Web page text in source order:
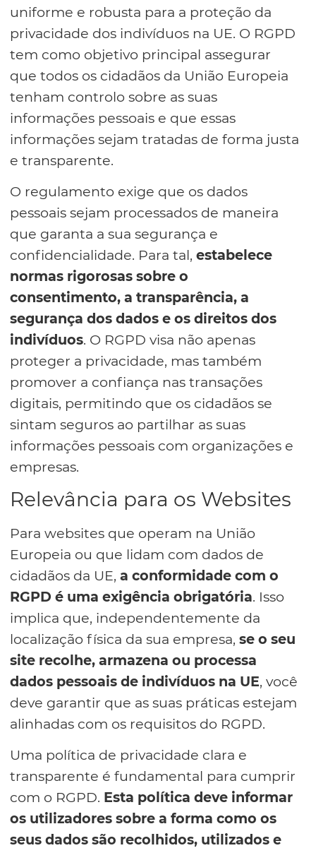
uniforme e robusta para a proteção da
privacidade dos indivíduos na UE. O RGPD
tem como objetivo principal assegurar
que todos os cidadãos da União Europeia
tenham controlo sobre as suas
informações pessoais e que essas
informações sejam tratadas de forma justa
e transparente.
O regulamento exige que os dados
pessoais sejam processados de maneira
que garanta a sua segurança e
confidencialidade. Para tal, estabelece
normas rigorosas sobre o
consentimento, a transparência, a
segurança dos dados e os direitos dos
indivíduos. O RGPD visa não apenas
proteger a privacidade, mas também
promover a confiança nas transações
digitais, permitindo que os cidadãos se
sintam seguros ao partilhar as suas
informações pessoais com organizações e
empresas.
Relevância para os Websites
Para websites que operam na União
Europeia ou que lidam com dados de
cidadãos da UE, a conformidade com o
RGPD é uma exigência obrigatória. Isso
implica que, independentemente da
localização física da sua empresa, se o seu
site recolhe, armazena ou processa
dados pessoais de indivíduos na UE, você
deve garantir que as suas práticas estejam
alinhadas com os requisitos do RGPD.
Uma política de privacidade clara e
transparente é fundamental para cumprir
com o RGPD. Esta política deve informar
os utilizadores sobre a forma como os
seus dados são recolhidos, utilizados e